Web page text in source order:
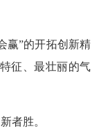
”的开拓创新精
征、最壮丽的气
者胜。